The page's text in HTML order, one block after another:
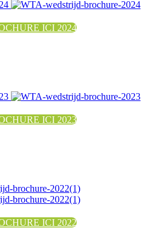
ICI 2024
ICI 2023
ICI 2022